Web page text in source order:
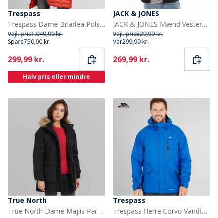
Trespass
Trespass Dame Briarlea Polstret Hætte Mellemlang Frakke Burnt Orange
Vejl. pris1.049,99 kr.
Spare750,00 kr.
Current
299,99 kr.
Halv pris eller mindre
JACK & JONES
JACK & JONES Mænd Vesterbro Teddy Jakke Sort
Vejl. pris529,99 kr.
Var299,99 kr.
Current
269,99 kr.
True North
True North Dame Majlis Parka Sort
Trespass
Trespass Herre Corvo Vandtæt Hætte Skal Jakke Blå